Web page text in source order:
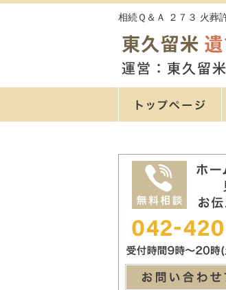
相続Ｑ＆Ａ ２７３ 火葬